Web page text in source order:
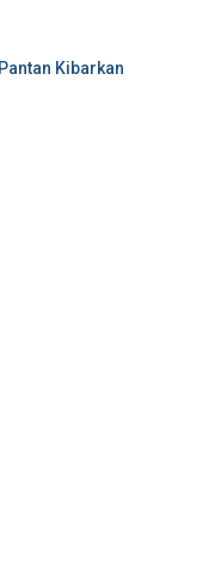
Kibarkan